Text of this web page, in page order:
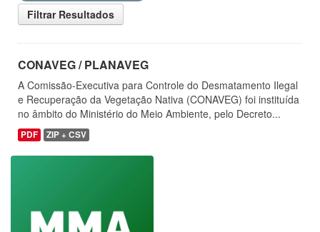
Filtrar Resultados
CONAVEG / PLANAVEG
A Comissão-Executiva para Controle do Desmatamento Ilegal
e Recuperação da Vegetação Nativa (CONAVEG) foi instituída
no âmbito do Ministério do Meio Ambiente, pelo Decreto...
PDF ZIP + CSV